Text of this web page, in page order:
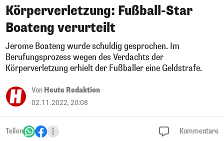
Körperverletzung: Fußball-Star
Boateng verurteilt
Jerome Boateng wurde schuldig gesprochen. Im
Berufungsprozess wegen des Verdachts der
Körperverletzung erhielt der Fußballer eine Geldstrafe.
Von Heute Redaktion
02.11.2022, 20:08
Teilen Kommentare